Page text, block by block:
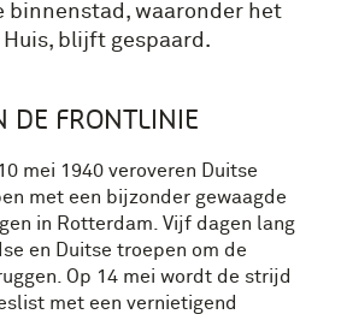
binnenstad, waaronder het
blijft gespaard.
DE FRONTLINIE
mei 1940 veroveren Duitse
met een bijzonder gewaagde
in Rotterdam. Vijf dagen lang
en Duitse troepen om de
Op 14 mei wordt de strijd
met een vernietigend